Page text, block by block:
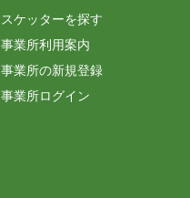
スケッターを探す
事業所利用案内
事業所の新規登録
事業所ログイン